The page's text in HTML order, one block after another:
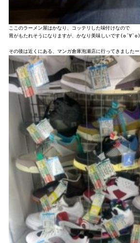
ここのラーメン屋はかなり、コッテリした味付けなので
胃がもたれそうになりますが、かなり美味しいです(о´∀`о)